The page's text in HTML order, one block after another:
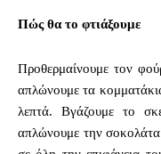
Πώς θα το φτιάξουμε
Προθερμαίνουμε τον
απλώνουμε τα
λεπτά. Βγάζουμε το
απλώνουμε την σοκολάτα